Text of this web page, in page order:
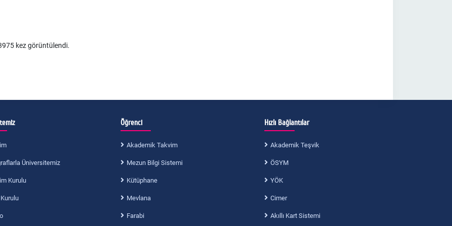
kez görüntülendi.
Üniversitemiz
Kurulu
Öğrenci
Akademik Takvim
Mezun Bilgi Sistemi
Kütüphane
Mevlana
Farabi
Hızlı Bağlantılar
Akademik Teşvik
ÖSYM
YÖK
Cimer
Akıllı Kart Sistemi